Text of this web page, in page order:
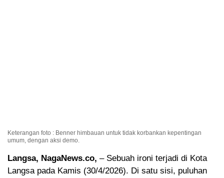
Keterangan foto : Benner himbauan untuk tidak korbankan kepentingan
umum, dengan aksi demo.
Langsa, NagaNews.co, – Sebuah ironi terjadi di Kota
Langsa pada Kamis (30/4/2026). Di satu sisi, puluhan